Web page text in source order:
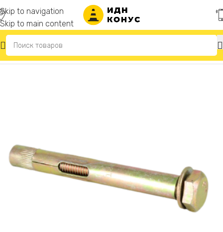
Skip to navigation
Skip to main content
Главная Крепеж для лежачих полицейских